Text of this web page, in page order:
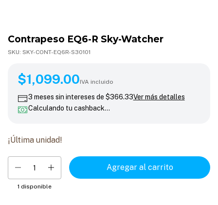
Contrapeso EQ6-R Sky-Watcher
SKU: SKY-CONT-EQ6R-S30101
$1,099.00
$1,099.00IVA incluido
3 meses sin intereses de $366.33Ver más detalles
Calculando tu cashback…
¡Última unidad!
1 disponible